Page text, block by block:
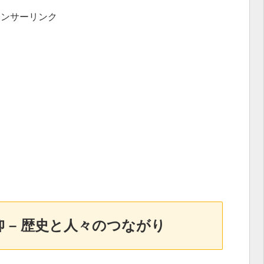
サーリンク
– 歴史と人々のつながり